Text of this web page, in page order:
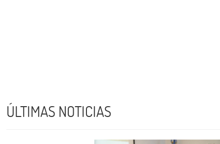
ÚLTIMAS NOTICIAS